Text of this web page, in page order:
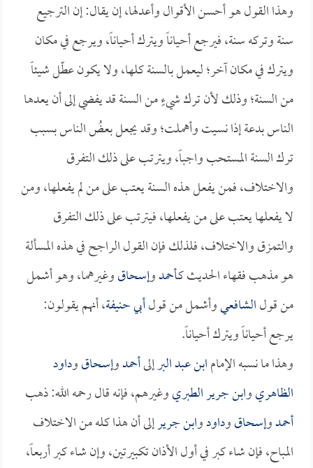
وهذا القول هو أحسن الأقوال وأعدلها، إن يقال: إن الترجيع
سنة وتركه سنة، فيرجع أحياناً ويترك أحياناً، ويرجع في مكان
ويترك في مكان آخر؛ ليعمل بالسنة كلها، ولا يكون عطّل شيئاً
من السنة؛ وذلك لأن ترك شيءٍ من السنة قد يفضي إلى أن يعدها
الناس بدعة إذا نسيت وأهملت؛ وقد يجعل بعضُ الناس بسبب
ترك السنة المستحب واجباً، ويترتب على ذلك التفرق
والاختلاف، فمن يفعل هذه السنة يعتب على من لم يفعلها، ومن
لا يفعلها يعتب على من يفعلها، فيترتب على ذلك التفرق
والتمزق والاختلاف، فلذلك فإن القول الراجح في هذه المسألة
هو مذهب فقهاء الحديث كـأحمدوإسحاقوغيرهما، وهو أشمل
من قولالشافعيوأشمل من قولأبي حنيفة، أنهم يقولون:
يرجع أحياناً ويترك أحياناً.
وهذا ما نسبه الإمامابن عبد البرإلىأحمدوإسحاقوداود
الظاهريوابن جرير الطبريوغيرهم، فإنه قال رحمه الله: ذهب
أحمدوإسحاقوداودوابن جريرإلى أن هذا كله من الاختلاف
المباح، فإن شاء كبر في أول الأذان تكبيرتين، وإن شاء كبر أربعاً،